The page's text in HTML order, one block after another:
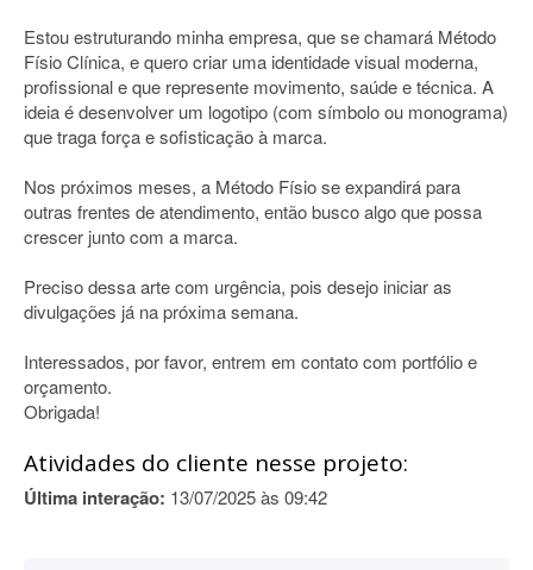
Estou estruturando minha empresa, que se chamará Método
Físio Clínica, e quero criar uma identidade visual moderna,
profissional e que represente movimento, saúde e técnica. A
ideia é desenvolver um logotipo (com símbolo ou monograma)
que traga força e sofisticação à marca.
Nos próximos meses, a Método Físio se expandirá para
outras frentes de atendimento, então busco algo que possa
crescer junto com a marca.
Preciso dessa arte com urgência, pois desejo iniciar as
divulgações já na próxima semana.
Interessados, por favor, entrem em contato com portfólio e
orçamento.
Obrigada!
Atividades do cliente nesse projeto:
Última interação: 13/07/2025 às 09:42